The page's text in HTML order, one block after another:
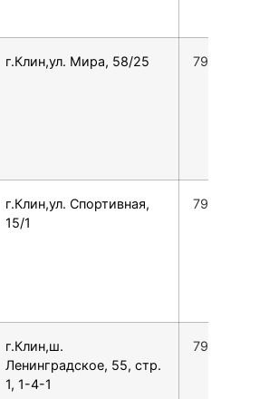
г.Клин,ул. Мира, 58/25
г.Клин,ул. Спортивная,
15/1
г.Клин,ш.
Ленинградское, 55, стр.
1, 1-4-1